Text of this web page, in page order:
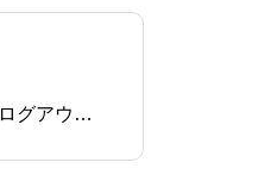
支援者アカウントの機能一覧初期設定・基本的な機能のまとめ支援者アカウントのログイン・ログアウト支援者アカウントでログイン・ログアウトする方法の詳細は以下参考記事のリンクからご確認ください。参考：支援者アカウントの初期設定と基本操作支援者アカウントを作成した直後に行うべきこと支